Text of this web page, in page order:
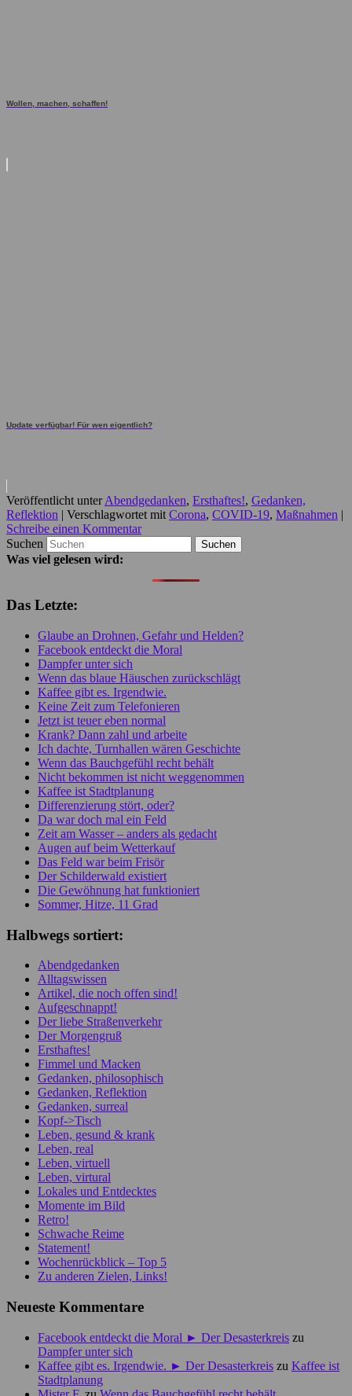
Wollen, machen, schaffen!
Update verfügbar! Für wen eigentlich?
Veröffentlicht unter Abendgedanken, Ersthaftes!, Gedanken,
Reflektion | Verschlagwortet mit Corona, COVID-19, Maßnahmen |
Schreibe einen Kommentar
Suchen
Was viel gelesen wird:
Das Letzte:
Glaube an Drohnen, Gefahr und Helden?
Facebook entdeckt die Moral
Dampfer unter sich
Wenn das blaue Häuschen zurückschlägt
Kaffee gibt es. Irgendwie.
Keine Zeit zum Telefonieren
Jetzt ist teuer eben normal
Krank? Dann zahl und arbeite
Ich dachte, Turnhallen wären Geschichte
Wenn das Bauchgefühl recht behält
Nicht bekommen ist nicht weggenommen
Kaffee ist Stadtplanung
Differenzierung stört, oder?
Da war doch mal ein Feld
Zeit am Wasser – anders als gedacht
Augen auf beim Wetterkauf
Das Feld war beim Frisör
Der Schilderwald existiert
Die Gewöhnung hat funktioniert
Sommer, Hitze, 11 Grad
Halbwegs sortiert:
Abendgedanken
Alltagswissen
Artikel, die noch offen sind!
Aufgeschnappt!
Der liebe Straßenverkehr
Der Morgengruß
Ersthaftes!
Fimmel und Macken
Gedanken, philosophisch
Gedanken, Reflektion
Gedanken, surreal
Kopf->Tisch
Leben, gesund & krank
Leben, real
Leben, virtuell
Leben, virtural
Lokales und Entdecktes
Momente im Bild
Retro!
Schwache Reime
Statement!
Wochenrückblick – Top 5
Zu anderen Zielen, Links!
Neueste Kommentare
Facebook entdeckt die Moral ► Der Desasterkreis zu
Dampfer unter sich
Kaffee gibt es. Irgendwie. ► Der Desasterkreis zu Kaffee ist
Stadtplanung